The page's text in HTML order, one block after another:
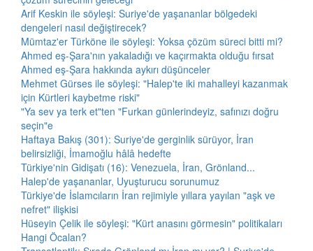
Arif Keskin ile söyleşi: Suriye'de yaşananlar bölgedeki
dengeleri nasıl değiştirecek?
Mümtaz'er Türköne ile söyleşi: Yoksa çözüm süreci bitti mi?
Ahmed eş-Şara'nın yakaladığı ve kaçırmakta olduğu fırsat
Ahmed eş-Şara hakkında aykırı düşünceler
Mehmet Gürses ile söyleşi: "Halep'te iki mahalleyi kazanmak
için Kürtleri kaybetme riski"
"Ya sev ya terk et"ten "Furkan günlerindeyiz, safınızı doğru
seçin"e
Haftaya Bakış (301): Suriye'de gerginlik sürüyor, İran
belirsizliği, İmamoğlu hâlâ hedefte
Türkiye'nin Gidişatı (16): Venezuela, İran, Grönland...
Halep'de yaşananlar, Uyuşturucu sorunumuz
Türkiye'de İslamcıların İran rejimiyle yıllara yayılan "aşk ve
nefret" ilişkisi
Hüseyin Çelik ile söyleşi: "Kürt anasını görmesin" politikaları
Hangi Öcalan?